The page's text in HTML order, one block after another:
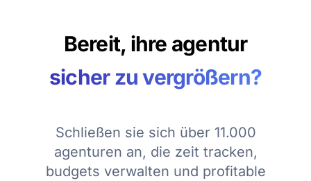
Bereit, ihre agentur
sicher zu vergrößern?
Schließen sie sich über 11.000
agenturen an, die zeit tracken,
budgets verwalten und profitable